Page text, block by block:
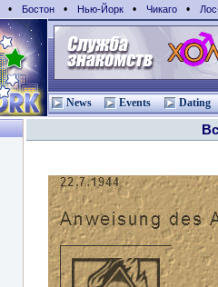
• Бостон • Нью-Йорк • Чикаго •
News Events Dating